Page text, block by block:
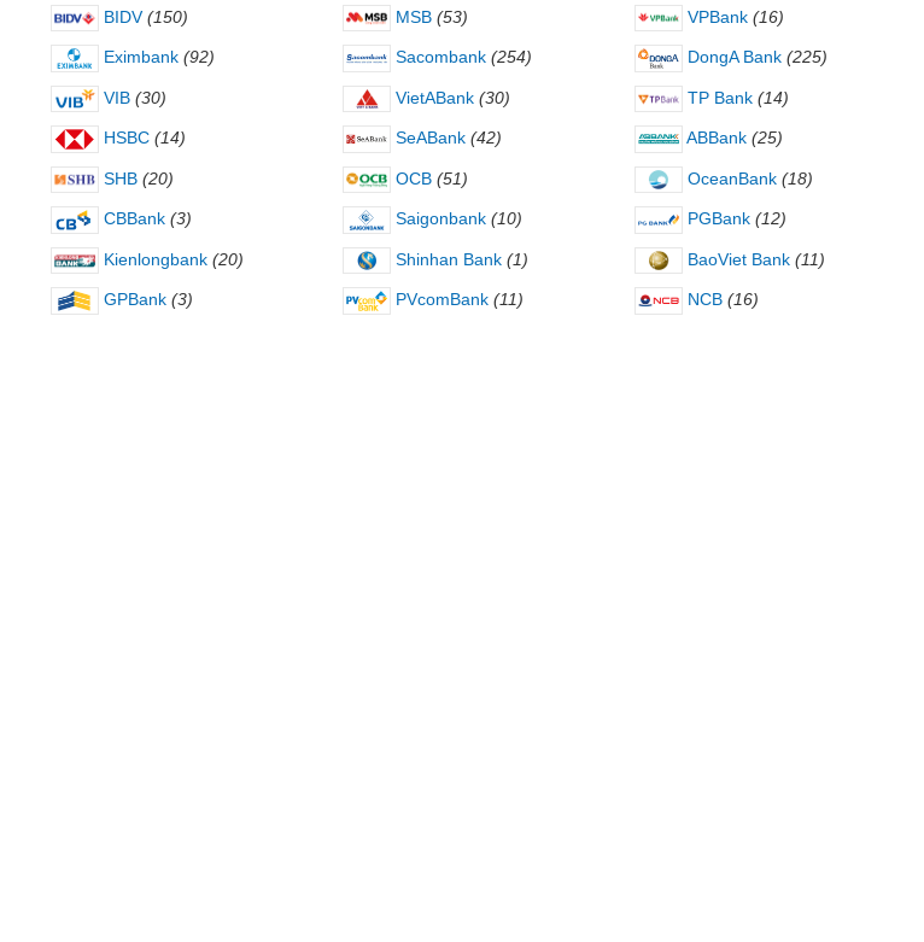
BIDV (150) MSB (53) VPBank (16)
Eximbank (92) Sacombank (254) DongA Bank (225)
VIB (30) VietABank (30) TP Bank (14)
HSBC (14) SeABank (42) ABBank (25)
SHB (20) OCB (51) OceanBank (18)
CBBank (3) Saigonbank (10) PGBank (12)
Kienlongbank (20) Shinhan Bank (1) BaoViet Bank (11)
GPBank (3) PVcomBank (11) NCB (16)